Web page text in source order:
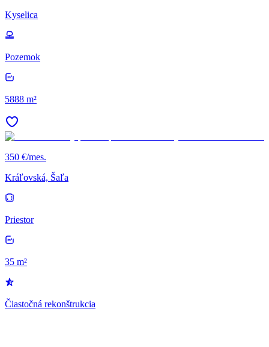
Kyselica
Pozemok
5888 m²
350 €/mes.
Kráľovská, Šaľa
Priestor
35 m²
Čiastočná rekonštrukcia